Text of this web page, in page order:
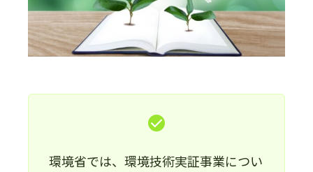
環境省では、環境技術実証事業につい